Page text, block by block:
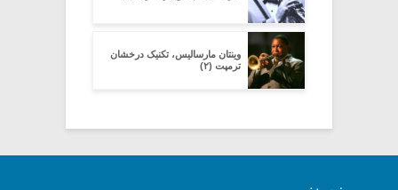
وینتان مارسالیس، تکنیک درخشان
ترمپت (۲)